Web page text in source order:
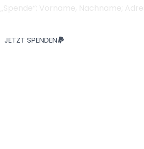
„Spende“; Vorname, Nachname;
JETZT SPENDEN